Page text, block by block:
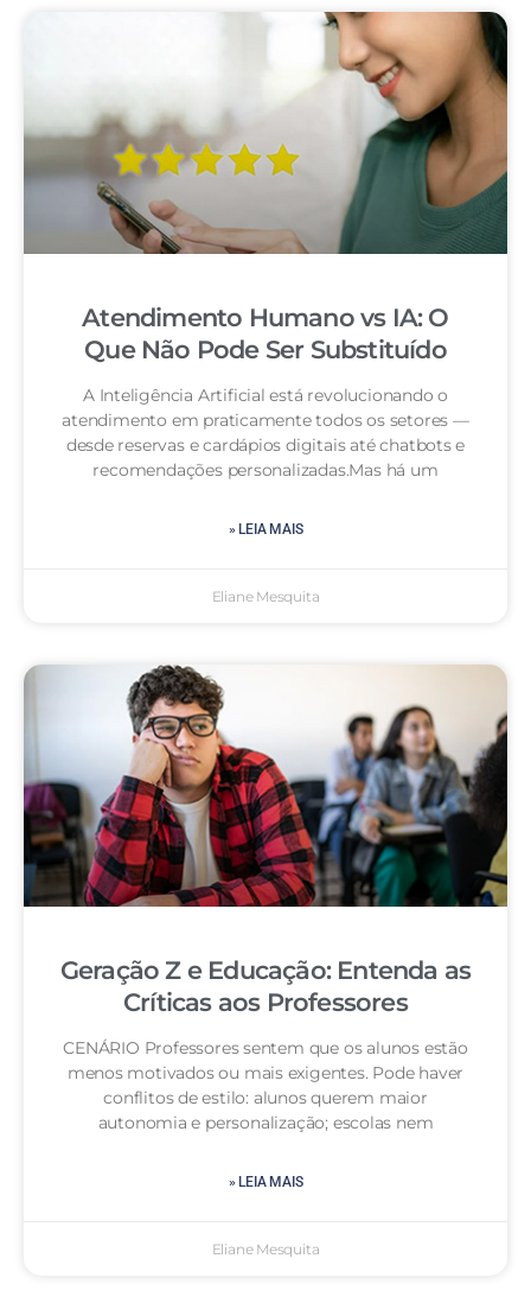
Atendimento Humano vs IA: O
Que Não Pode Ser Substituído
A Inteligência Artificial está revolucionando o
atendimento em praticamente todos os setores —
desde reservas e cardápios digitais até chatbots e
recomendações personalizadas.Mas há um
» LEIA MAIS
Eliane Mesquita
Geração Z e Educação: Entenda as
Críticas aos Professores
CENÁRIO Professores sentem que os alunos estão
menos motivados ou mais exigentes. Pode haver
conflitos de estilo: alunos querem maior
autonomia e personalização; escolas nem
» LEIA MAIS
Eliane Mesquita